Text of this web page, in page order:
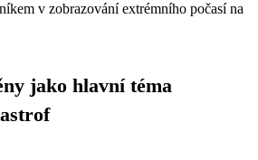
v zobrazování extrémního počasí na
jako hlavní téma